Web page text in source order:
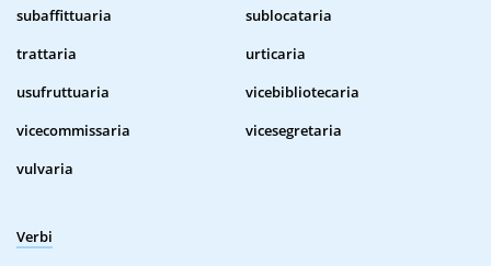
subaffittuaria
sublocataria
trattaria
urticaria
usufruttuaria
vicebibliotecaria
vicecommissaria
vicesegretaria
vulvaria
Verbi